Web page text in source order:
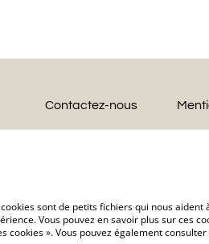
Contactez-nous
sont de petits fichiers qui nous
Vous pouvez en savoir plus sur ces
cookies ». Vous pouvez également